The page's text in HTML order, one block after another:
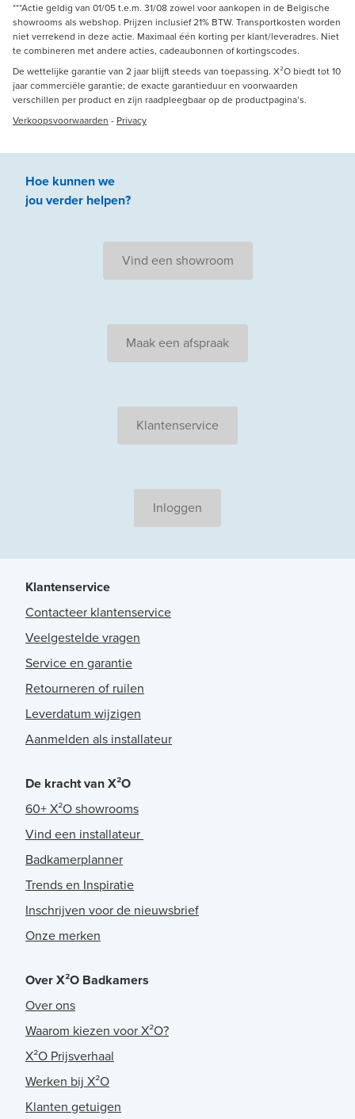
***Actie geldig van 01/05 t.e.m. 31/08 zowel voor aankopen in de Belgische
showrooms als webshop. Prijzen inclusief 21% BTW. Transportkosten worden
niet verrekend in deze actie. Maximaal één korting per klant/leveradres. Niet
te combineren met andere acties, cadeaubonnen of kortingscodes.
De wettelijke garantie van 2 jaar blijft steeds van toepassing. X²O biedt tot 10
jaar commerciële garantie; de exacte garantieduur en voorwaarden
verschillen per product en zijn raadpleegbaar op de productpagina’s.
Verkoopsvoorwaarden - Privacy
Hoe kunnen we
jouverder helpen?
Vind een showroom
Maak een afspraak
Klantenservice
Inloggen
Klantenservice
Contacteer klantenservice
Veelgestelde vragen
Service en garantie
Retourneren of ruilen
Leverdatum wijzigen
Aanmelden als installateur
De kracht van X²O
60+ X²O showrooms
Vind een installateur
Badkamerplanner
Trends en Inspiratie
Inschrijven voor de nieuwsbrief
Onze merken
Over X²O Badkamers
Over ons
Waarom kiezen voor X²O?
X²O Prijsverhaal
Werken bij X²O
Klanten getuigen